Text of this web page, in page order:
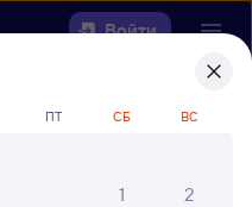
Войти
найтиж/д
Кут
ПТ СБ ВС
1
2